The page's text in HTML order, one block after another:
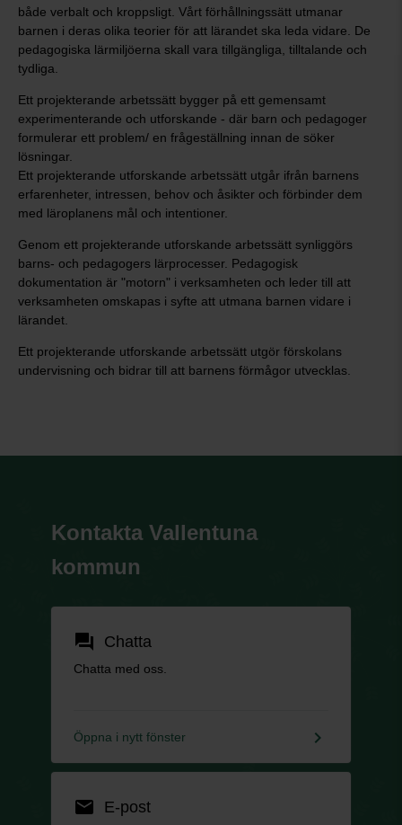
både verbalt och kroppsligt. Vårt förhållningssätt utmanar
barnen i deras olika teorier för att lärandet ska leda vidare. De
pedagogiska lärmiljöerna skall vara tillgängliga, tilltalande och
tydliga.
Ett projekterande arbetssätt bygger på ett gemensamt
experimenterande och utforskande - där barn och pedagoger
formulerar ett problem/ en frågeställning innan de söker
lösningar.
Ett projekterande utforskande arbetssätt utgår ifrån barnens
erfarenheter, intressen, behov och åsikter och förbinder dem
med läroplanens mål och intentioner.
Genom ett projekterande utforskande arbetssätt synliggörs
barns- och pedagogers lärprocesser. Pedagogisk
dokumentation är "motorn" i verksamheten och leder till att
verksamheten omskapas i syfte att utmana barnen vidare i
lärandet.
Ett projekterande utforskande arbetssätt utgör förskolans
undervisning och bidrar till att barnens förmågor utvecklas.
Kontakta Vallentuna
kommun
forum Chatta
Chatta med oss.
Öppna i nytt fönster keyboard_arrow_right
email E-post